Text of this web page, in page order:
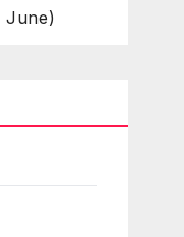
June)